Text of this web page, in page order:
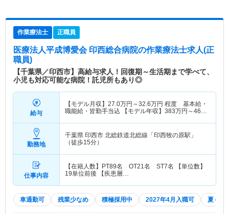
作業療法士 正職員
医療法人平成博愛会 印西総合病院の作業療法士求人(正
職員)
【千葉県／印西市】高給与求人！回復期～生活期まで学べて、
小児も対応可能な病院！託児所もあり◎
給与
【モデル月収】 27.0万円～32.6万円 程度 基本給・
職能給・皆勤手当込 【モデル年収】 383万円～460
勤務地
千葉県 印西市 北総鉄道北総線「印西牧の原駅」
（徒歩15分）
仕事内容
【在籍人数】PT89名 OT21名 ST7名 【単位数】
19単位前後 【疾患層…
車通勤可 残業少なめ 積極採用中 2027年4月入職可 夏～秋